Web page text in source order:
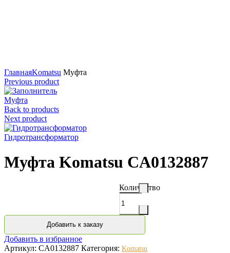
ГлавнаяKomatsu Муфта
Previous product
Муфта
Back to products
Next product
Гидротрансформатор
Муфта Komatsu CA0132887
Количество
Добавить к заказу
Добавить в избранное
Артикул: CA0132887 Категория: Komatsu